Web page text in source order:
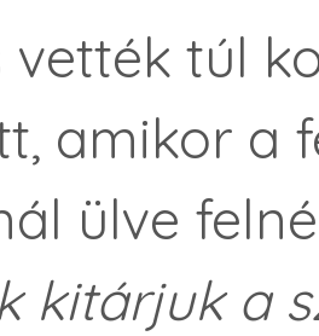
vették túl
amikor a
ülve
kitárjuk a